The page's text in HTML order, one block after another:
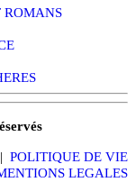
ROMANS
| POLITIQUE DE VIE
LEGALES